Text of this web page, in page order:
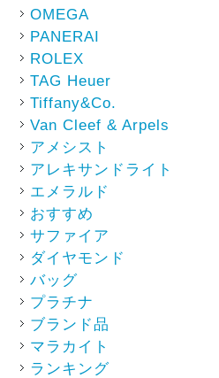
OMEGA
PANERAI
ROLEX
TAG Heuer
Tiffany&Co.
Van Cleef & Arpels
アメシスト
アレキサンドライト
エメラルド
おすすめ
サファイア
ダイヤモンド
バッグ
プラチナ
ブランド品
マラカイト
ランキング